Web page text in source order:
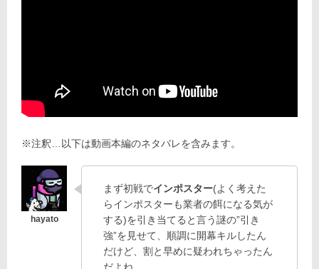
※注釈…以下は動画本編のネタバレを含みます。
まず初戦でインポスター(よく考えた
らインポスターも業者の餌になる気が
する)を引き当てると言う謎の”引き
強”を見せて、順調に開幕キルしたん
だけど、割と早めに疑われちゃったん